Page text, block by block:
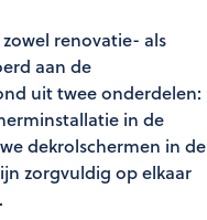
renovatie- als
aan de
uit twee onderdelen:
in de
dekrolschermen in de
zorgvuldig op elkaar